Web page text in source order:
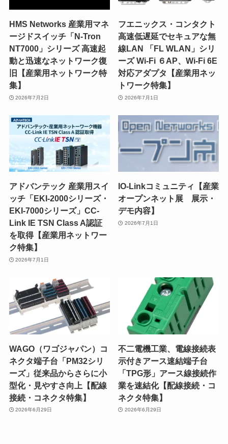
HMS Networks 産業用マネ
ージドスイッチ「N-Tron
NT7000」シリーズ 高速起
動と迅速なネットワーク復
旧【産業用ネットワーク特
集】
2026年7月2日
フエニックス・コンタクト
高速低遅延でセキュアな無
線LAN 「FL WLAN」シリ
ーズ Wi-Fi ６AP、Wi-Fi 6E
対応アダプタ【産業用ネッ
トワーク特集】
2026年7月1日
アドバンテック 産業用スイ
ッチ「EKI-2000シリーズ・
EKI-7000シリーズ」CC-
Link IE TSN Class A認証
を取得【産業用ネットワー
ク特集】
2026年7月1日
IO-Linkコミュニティ【産業
オープンネット展 展示・
デモ内容】
2026年7月1日
WAGO（ワゴジャパン）コ
ネクタ端子台「PM32シリ
ーズ」従来品からさらに小
型化・見やすさ向上【配線
接続・コネクタ特集】
2026年6月29日
不二電機工業、電線接続表
示付きアース速結端子台
「TPG形」アース線接続作
業を速結化【配線接続・コ
ネクタ特集】
2026年6月29日